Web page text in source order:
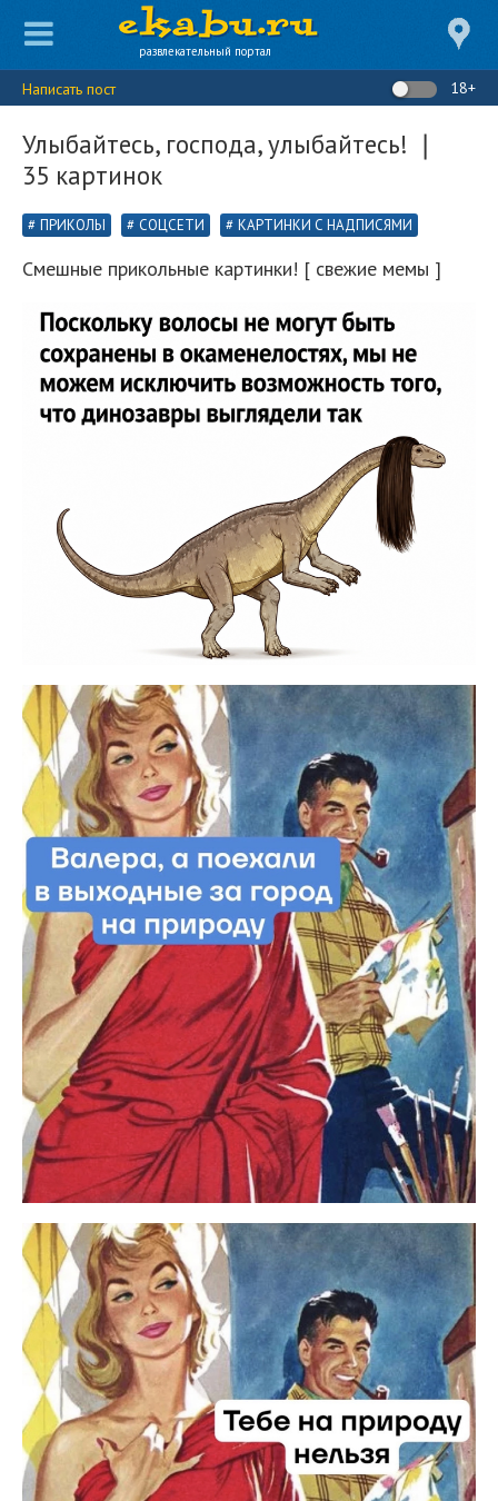
развлекательный портал
Написать пост 18+
Улыбайтесь, господа, улыбайтесь! ❘
35 картинок
ПРИКОЛЫ СОЦСЕТИ КАРТИНКИ С НАДПИСЯМИ
Смешные прикольные картинки! [ свежие мемы ]